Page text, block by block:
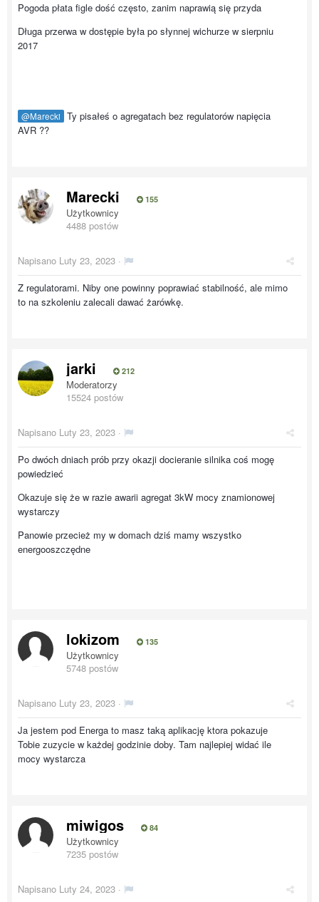
Pogoda płata figle dość często, zanim naprawią się przyda
Długa przerwa w dostępie była po słynnej wichurze w sierpniu
2017
@Marecki
Ty pisałeś o agregatach bez regulatorów napięcia
AVR ??
Marecki 155
Użytkownicy
4488 postów
Napisano Luty 23, 2023 ·
Z regulatorami. Niby one powinny poprawiać stabilność, ale mimo
to na szkoleniu zalecali dawać żarówkę.
jarki 212
Moderatorzy
15524 postów
Napisano Luty 23, 2023 ·
Po dwóch dniach prób przy okazji docieranie silnika coś mogę
powiedzieć
Okazuje się że w razie awarii agregat 3kW mocy znamionowej
wystarczy
Panowie przecież my w domach dziś mamy wszystko
energooszczędne
lokizom 135
Użytkownicy
5748 postów
Napisano Luty 23, 2023 ·
Ja jestem pod Energa to masz taką aplikację ktora pokazuje
Tobie zuzycie w każdej godzinie doby. Tam najlepiej widać ile
mocy wystarcza
miwigos 84
Użytkownicy
7235 postów
Napisano Luty 24, 2023 ·